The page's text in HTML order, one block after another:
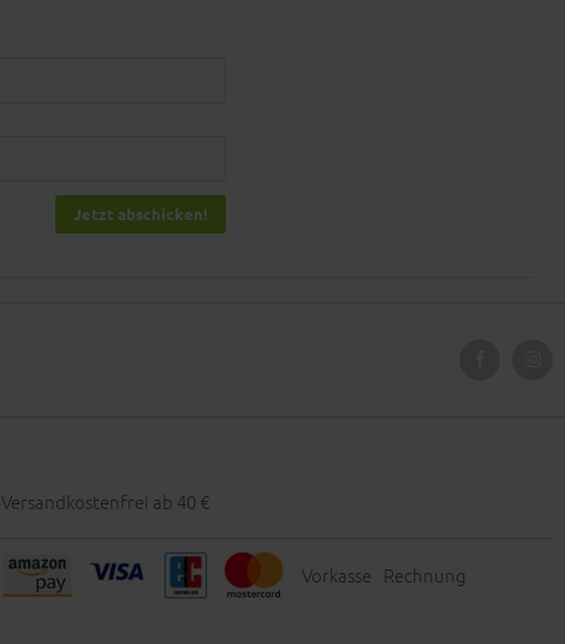
Jetzt abschicken!
Versandkostenfrei ab 40 €
Vorkasse Rechnung